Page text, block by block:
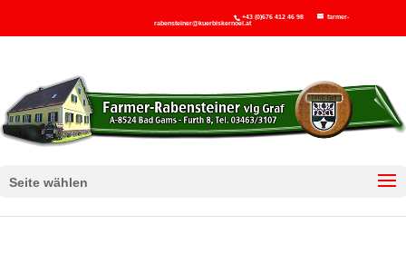
+43 (0)676 412 46 98
farmer-
rabensteiner@kuerbiskernoel.at
Seite wählen